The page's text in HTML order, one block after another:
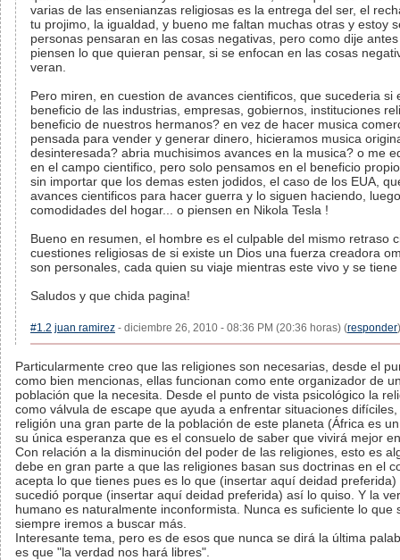
varias de las ensenianzas religiosas es la entrega del ser, el
tu projimo, la igualdad, y bueno me faltan muchas otras y estoy
personas pensaran en las cosas negativas, pero como dije
piensen lo que quieran pensar, si se enfocan en las cosas
veran.
Pero miren, en cuestion de avances cientificos, que sucederia si
beneficio de las industrias, empresas, gobiernos, instituciones
beneficio de nuestros hermanos? en vez de hacer musica
pensada para vender y generar dinero, hicieramos musica
desinteresada? abria muchisimos avances en la musica? o me
en el campo cientifico, pero solo pensamos en el beneficio
sin importar que los demas esten jodidos, el caso de los EUA,
avances cientificos para hacer guerra y lo siguen haciendo,
comodidades del hogar... o piensen en Nikola Tesla !
Bueno en resumen, el hombre es el culpable del mismo retraso
cuestiones religiosas de si existe un Dios una fuerza creadora
son personales, cada quien su viaje mientras este vivo y se
Saludos y que chida pagina!
#1.2 juan ramirez - diciembre 26, 2010 - 08:36 PM (20:36 horas) (responder)
Particularmente creo que las religiones son necesarias, desde el
como bien mencionas, ellas funcionan como ente organizador de
población que la necesita. Desde el punto de vista psicológico la
como válvula de escape que ayuda a enfrentar situaciones
religión una gran parte de la población de este planeta (África es
su única esperanza que es el consuelo de saber que vivirá mejor
Con relación a la disminución del poder de las religiones, esto es
debe en gran parte a que las religiones basan sus doctrinas en el
acepta lo que tienes pues es lo que (insertar aquí deidad
sucedió porque (insertar aquí deidad preferida) así lo quiso. Y la
humano es naturalmente inconformista. Nunca es suficiente lo que
siempre iremos a buscar más.
Interesante tema, pero es de esos que nunca se dirá la última
es que "la verdad nos hará libres".